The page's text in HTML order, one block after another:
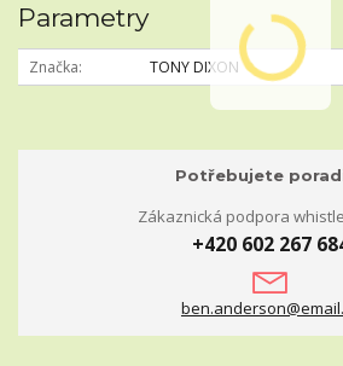
Parametry
Značka TONY DIXON
Potřebujete
Zákaznická podpora
+420 602 267